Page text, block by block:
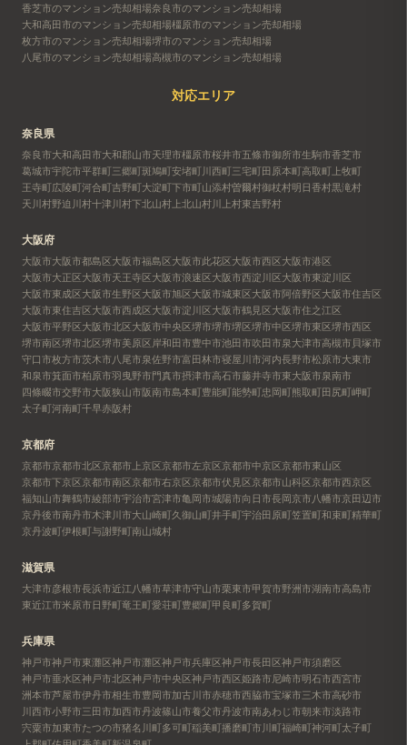
香芝市のマンション売却相場奈良市のマンション売却相場
大和高田市のマンション売却相場橿原市のマンション売却相場
枚方市のマンション売却相場堺市のマンション売却相場
八尾市のマンション売却相場高槻市のマンション売却相場
対応エリア
奈良県
奈良市大和高田市大和郡山市天理市橿原市桜井市五條市御所市生駒市香芝市
葛城市宇陀市平群町三郷町斑鳩町安堵町川西町三宅町田原本町高取町 上牧町
王寺町広陵町河合町吉野町大淀町下市町山添村曽爾村御杖村明日香村黒滝村
天川村野迫川村十津川村下北山村 上北山村川上村東吉野村
大阪府
大阪市大阪市都島区大阪市福島区大阪市此花区大阪市西区大阪市港区
大阪市大正区大阪市天王寺区大阪市浪速区大阪市西淀川区大阪市東淀川区
大阪市東成区大阪市生野区大阪市旭区大阪市城東区大阪市阿倍野区大阪市住吉区
大阪市東住吉区大阪市西成区大阪市淀川区大阪市鶴見区大阪市住之江区
大阪市平野区大阪市北区大阪市中央区堺市堺市堺区堺市中区堺市東区堺市西区
堺市南区堺市北区堺市美原区岸和田市豊中市池田市吹田市泉大津市高槻市 貝塚市
守口市枚方市茨木市八尾市泉佐野市富田林市寝屋川市河内長野市松原市大東市
和泉市箕面市柏原市羽曳野市門真市摂津市高石市藤井寺市東大阪市泉南市
四條畷市交野市大阪狭山市阪南市島本町豊能町能勢町忠岡町熊取町田尻町岬町
太子町河南町千早赤阪村
京都府
京都市京都市北区京都市上京区京都市左京区京都市中京区京都市東山区
京都市下京区京都市南区京都市右京区京都市伏見区京都市山科区京都市西京区
福知山市舞鶴市綾部市宇治市宮津市亀岡市城陽市向日市長岡京市八幡市京田辺市
京丹後市南丹市木津川市大山崎町久御山町井手町宇治田原町笠置町和束町精華町
京丹波町伊根町与謝野町南山城村
滋賀県
大津市彦根市長浜市近江八幡市草津市守山市栗東市甲賀市野洲市湖南市高島市
東近江市米原市日野町竜王町愛荘町豊郷町甲良町多賀町
兵庫県
神戸市神戸市東灘区神戸市灘区神戸市兵庫区神戸市長田区神戸市須磨区
神戸市垂水区神戸市北区神戸市中央区神戸市西区姫路市尼崎市明石市西宮市
洲本市芦屋市伊丹市相生市豊岡市加古川市赤穂市西脇市宝塚市三木市高砂市
川西市小野市三田市加西市丹波篠山市養父市丹波市南あわじ市朝来市淡路市
宍粟市加東市たつの市猪名川町多可町稲美町播磨町市川町福崎町神河町太子町